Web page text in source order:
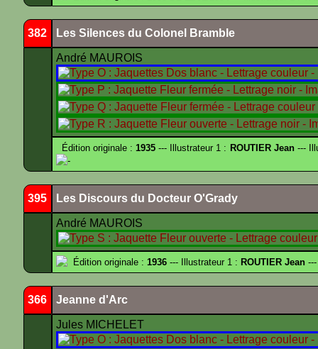
382 Les Silences du Colonel Bramble
André MAUROIS
Édition originale :1935 --- Illustrateur 1 : ROUTIER Jean---
-
395 Les Discours du Docteur O'Grady
André MAUROIS
Édition originale : 1936 --- Illustrateur 1 : ROUTIER Jean ---
366 Jeanne d'Arc
Jules MICHELET